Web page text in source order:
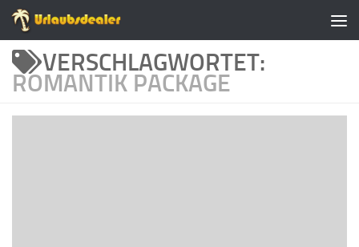
Zum Inhalt springen
VERSCHLAGWORTET:
ROMANTIK PACKAGE